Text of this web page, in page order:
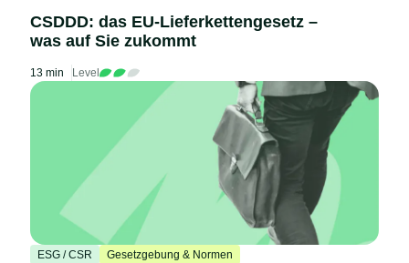
CSDDD: das EU-Lieferkettengesetz –
was auf Sie zukommt
13 min Level
ESG / CSR Gesetzgebung & Normen